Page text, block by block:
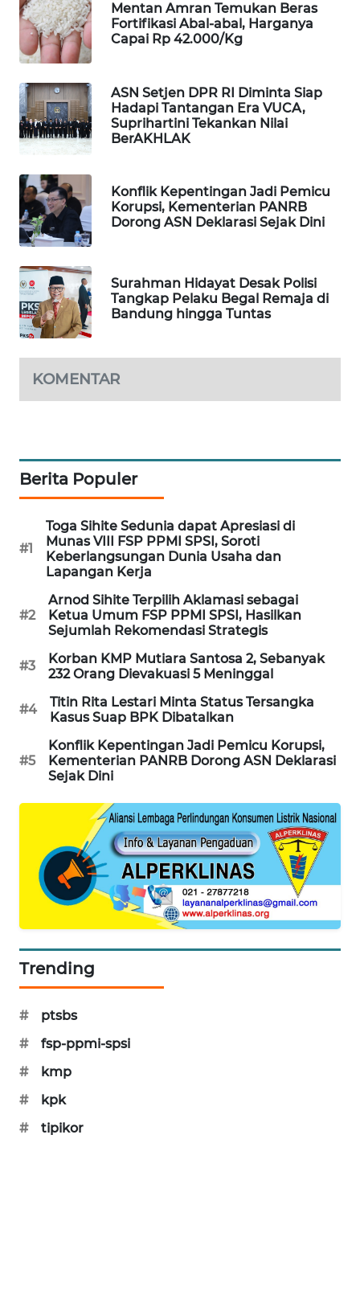
Mentan Amran Temukan Beras
Fortifikasi Abal-abal, Harganya
Capai Rp 42.000/Kg
ASN Setjen DPR RI Diminta Siap
Hadapi Tantangan Era VUCA,
Suprihartini Tekankan Nilai
BerAKHLAK
Konflik Kepentingan Jadi Pemicu
Korupsi, Kementerian PANRB
Dorong ASN Deklarasi Sejak Dini
Surahman Hidayat Desak Polisi
Tangkap Pelaku Begal Remaja di
Bandung hingga Tuntas
KOMENTAR
Berita Populer
#1
Toga Sihite Sedunia dapat Apresiasi di
Munas VIII FSP PPMI SPSI, Soroti
Keberlangsungan Dunia Usaha dan
Lapangan Kerja
#2
Arnod Sihite Terpilih Aklamasi sebagai
Ketua Umum FSP PPMI SPSI, Hasilkan
Sejumlah Rekomendasi Strategis
#3
Korban KMP Mutiara Santosa 2, Sebanyak
232 Orang Dievakuasi 5 Meninggal
#4
Titin Rita Lestari Minta Status Tersangka
Kasus Suap BPK Dibatalkan
#5
Konflik Kepentingan Jadi Pemicu Korupsi,
Kementerian PANRB Dorong ASN Deklarasi
Sejak Dini
Trending
#
ptsbs
#
fsp-ppmi-spsi
#
kmp
#
kpk
#
tipikor
WAHANA
SELEB
PERSONA
WAHANA
OTOMOTIF
WAHANA
HEALTH
WAHANA
DESA
WISATA
LAPAK
Wahana
Network
LISTRIK
MASYARAKAT
KELISTRIKAN
WALINKI
ID
MAWAKA
ID
MARTABAT
NET
PLN
WATCH
MKLI
LPKKI
LKKI
KOPEKLIN
PORTAL
KONSUMEN
ALPERKLINAS